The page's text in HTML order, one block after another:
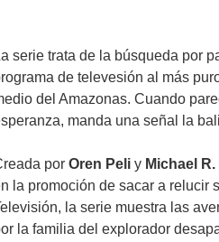
serie trata de la búsqueda por
de televesión al más
del Amazonas. Cuando
manda una señal la
por Oren Peli y Michael
la promoción de sacar a relucir
la serie muestra las
la familia del explorador